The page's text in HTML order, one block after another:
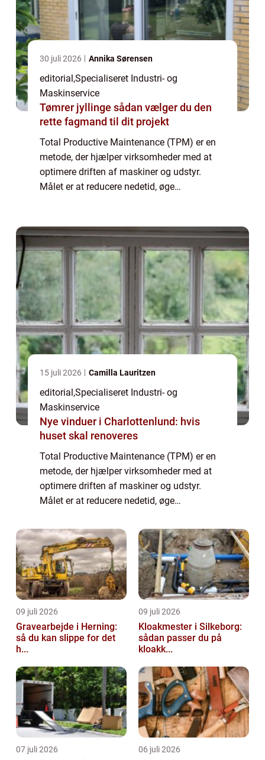
30 juli 2026 Annika Sørensen
editorial,Specialiseret Industri- og
Maskinservice
Tømrer jyllinge sådan vælger du den
rette fagmand til dit projekt
Total Productive Maintenance (TPM) er en
metode, der hjælper virksomheder med at
optimere driften af maskiner og udstyr.
Målet er at reducere nedetid, øge
15 juli 2026 Camilla Lauritzen
editorial,Specialiseret Industri- og
Maskinservice
Nye vinduer i Charlottenlund: hvis
huset skal renoveres
Total Productive Maintenance (TPM) er en
metode, der hjælper virksomheder med at
optimere driften af maskiner og udstyr.
Målet er at reducere nedetid, øge
arbejdsmiljø. TPM handler ik...
09 juli 2026
Gravearbejde i Herning:
så du kan slippe for det
h...
09 juli 2026
Kloakmester i Silkeborg:
sådan passer du på
kloakk...
07 juli 2026 06 juli 2026